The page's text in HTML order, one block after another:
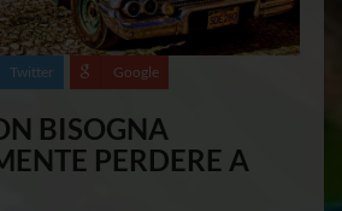
Twitter Google
BISOGNA
PERDERE A